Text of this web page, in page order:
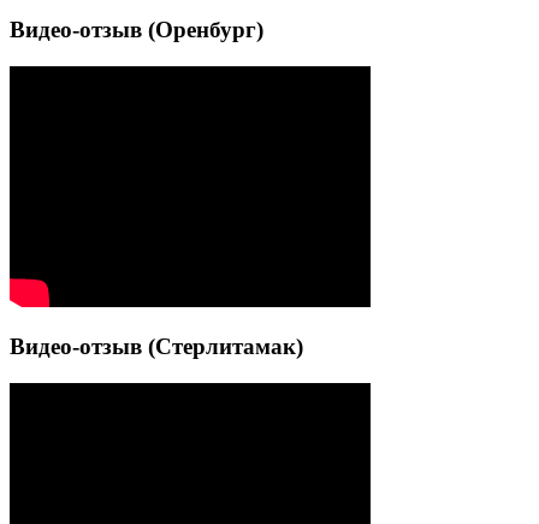
Видео-отзыв (Оренбург)
Видео-отзыв (Стерлитамак)